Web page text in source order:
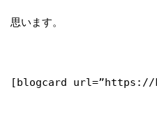
思います。
[blogcard url=”https://